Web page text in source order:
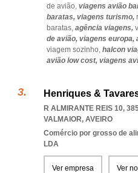
de avião, viagens avião
baratas, viagens turismo,
baratas, agência viagens,
de avião, viagens europa,
viagem sozinho, halcon
avião low cost, viagens
Henriques &
R ALMIRANTE REIS 10,
VALMAIOR, AVEIRO
Comércio por grosso de
LDA
Ver empresa Ver